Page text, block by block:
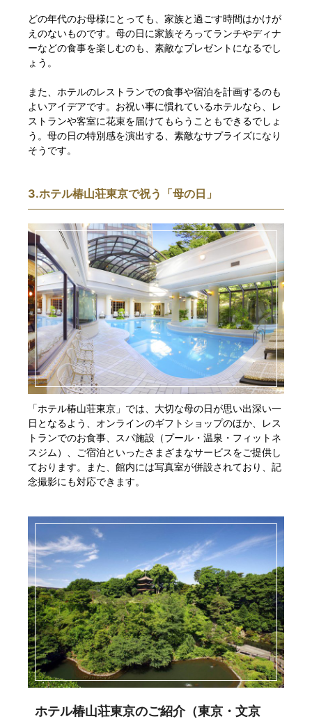
どの年代のお母様にとっても、家族と過ごす時間はかけが
えのないものです。母の日に家族そろってランチやディナ
ーなどの食事を楽しむのも、素敵なプレゼントになるでし
ょう。
また、ホテルのレストランでの食事や宿泊を計画するのも
よいアイデアです。お祝い事に慣れているホテルなら、レ
ストランや客室に花束を届けてもらうこともできるでしょ
う。母の日の特別感を演出する、素敵なサプライズになり
そうです。
3.ホテル椿山荘東京で祝う「母の日」
「ホテル椿山荘東京」では、大切な母の日が思い出深い一
日となるよう、オンラインのギフトショップのほか、レス
トランでのお食事、スパ施設（プール・温泉・フィットネ
スジム）、ご宿泊といったさまざまなサービスをご提供し
ております。また、館内には写真室が併設されており、記
念撮影にも対応できます。
ホテル椿山荘東京のご紹介（東京・文京